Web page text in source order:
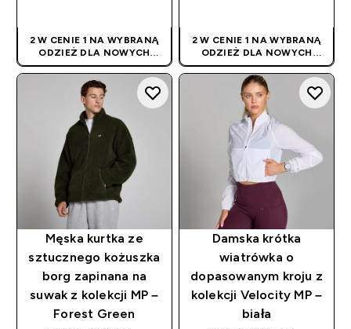
2 W CENIE 1 NA WYBRANĄ
ODZIEŻ DLA NOWYCH
KLIENTÓW! RABAT
NALICZANY
AUTOMATYCZNIE
2 W CENIE 1 NA WYBRANĄ
ODZIEŻ DLA NOWYCH
KLIENTÓW! RABAT
NALICZANY
AUTOMATYCZNIE
Męska kurtka ze
sztucznego kożuszka
borg zapinana na
suwak z kolekcji MP –
Forest Green
Damska krótka
wiatrówka o
dopasowanym kroju z
kolekcji Velocity MP –
biała